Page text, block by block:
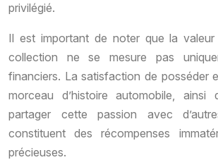
privilégié.
Il est important de noter que la valeur
collection ne se mesure pas
financiers. La satisfaction de posséder
morceau d’histoire automobile,
partager cette passion avec
constituent des récompenses
précieuses.